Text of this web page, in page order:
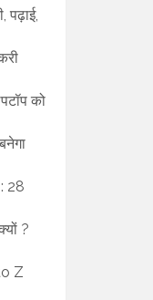
पढ़ाई,
को
28
?
Z